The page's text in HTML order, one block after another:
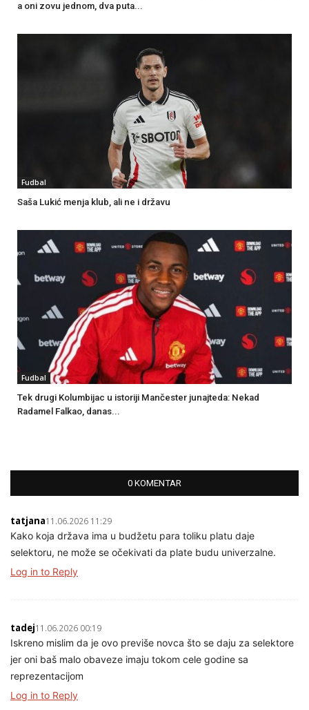
a oni zovu jednom, dva puta...
Fudbal
Saša Lukić menja klub, ali ne i državu
Fudbal
Tek drugi Kolumbijac u istoriji Mančester junajteda: Nekad
Radamel Falkao, danas...
0 KOMENTAR
tatjana11.06.2026 11:29
Kako koja država ima u budžetu para toliku platu daje
selektoru, ne može se očekivati da plate budu univerzalne.
Log in to Reply
tadej11.06.2026 00:19
Iskreno mislim da je ovo previše novca što se daju za selektore
jer oni baš malo obaveze imaju tokom cele godine sa
reprezentacijom
Log in to Reply